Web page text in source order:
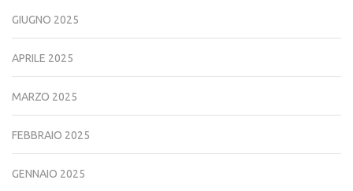
GIUGNO 2025
APRILE 2025
MARZO 2025
FEBBRAIO 2025
GENNAIO 2025